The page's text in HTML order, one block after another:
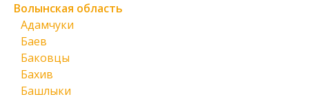
Волынская область
Адамчуки
Баев
Баковцы
Бахив
Башлыки